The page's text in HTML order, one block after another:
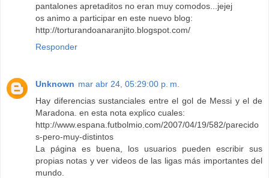
pantalones apretaditos no eran muy comodos...jejej
os animo a participar en este nuevo blog:
http://torturandoanaranjito.blogspot.com/
Responder
Unknown mar abr 24, 05:29:00 p. m.
Hay diferencias sustanciales entre el gol de Messi y el de
Maradona. en esta nota explico cuales:
http://www.espana.futbolmio.com/2007/04/19/582/parecido
s-pero-muy-distintos
La página es buena, los usuarios pueden escribir sus
propias notas y ver videos de las ligas más importantes del
mundo.